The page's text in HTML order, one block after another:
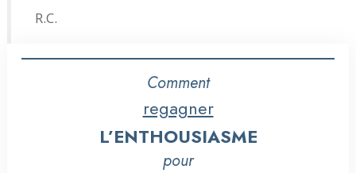
R.C.
Comment
regagner
L’ENTHOUSIASME
pour